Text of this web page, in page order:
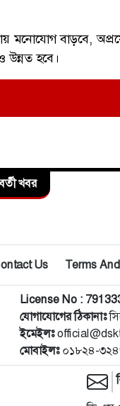
মনোযোগ বাড়বে,
উন্নত হবে।
খবর
Us Terms
License No :
যোগাযোগের ঠিকানাঃ
ইমেইলঃ
মোবাইলঃ০১৮২৪-